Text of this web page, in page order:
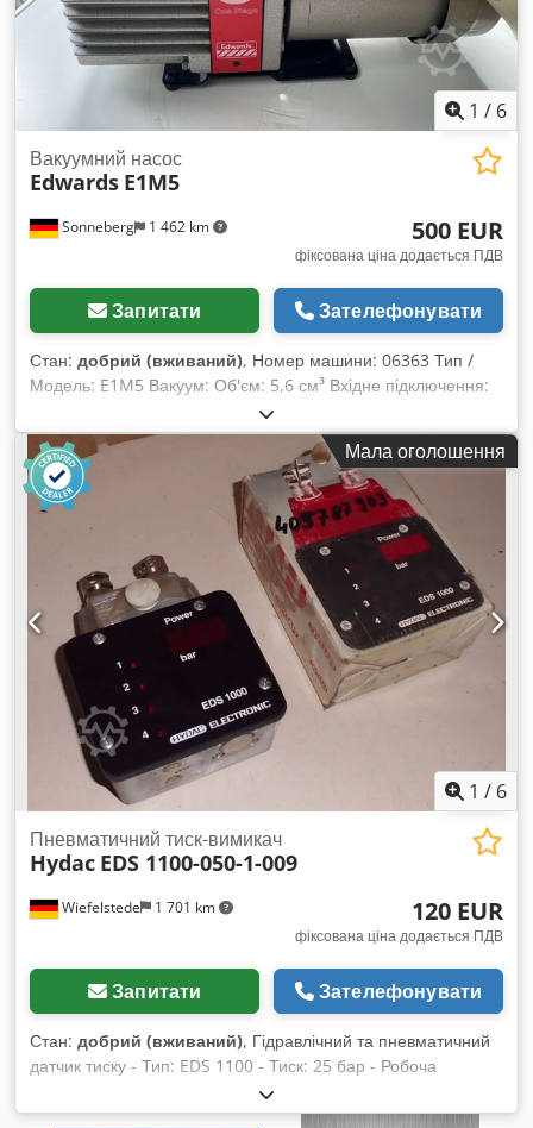
1 / 6
Sonneberg 1 462 km
Вакуумний насос
Edwards E1M5
500 EUR
фіксована ціна додається ПДВ
Запитати Зателефонувати
Стан: добрий (вживаний), Номер машини: 06363 Тип /
Модель: E1M5 Вакуум: Об'єм: 5,6 см³ Вхідне підключення:
KF 25 Вихідне підключення: 15 мм сопло Моторна олива:
H/C Охолодження: Повітряне Підключення: 0,25 кВт 240V
Стан: Вага: 17 кг Dodopbvi Dopfx Abiowa Розміри: 450 x
150 x 220 мм
Мала оголошення
1 / 6
Wiefelstede 1 701 km
Пневматичний тиск-вимикач
Hydac EDS 1100-050-1-009
120 EUR
фіксована ціна додається ПДВ
Запитати Зателефонувати
Стан: добрий (вживаний), Гідравлічний та пневматичний
датчик тиску - Тип: EDS 1100 - Тиск: 25 бар - Робоча
напруга: 24 В DC Dwedpfxsb A Rhzs Abioa - Сигнальний
вихід: 0-5 В DC - Вага: 0,3 кг